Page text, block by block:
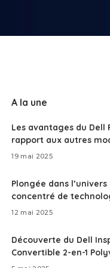
A la une
Les avantages du Dell
rapport aux autres
19 mai 2025
Plongée dans
concentré de
12 mai 2025
Découverte du Dell
Convertible 2-en-1